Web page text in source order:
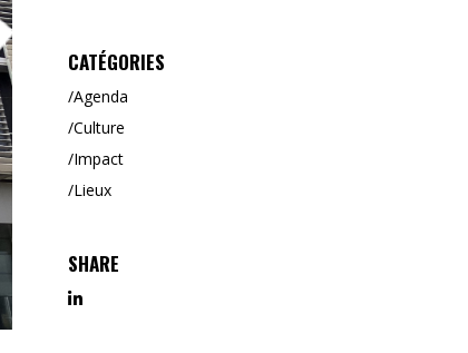
CATÉGORIES
Agenda
Culture
Impact
Lieux
SHARE